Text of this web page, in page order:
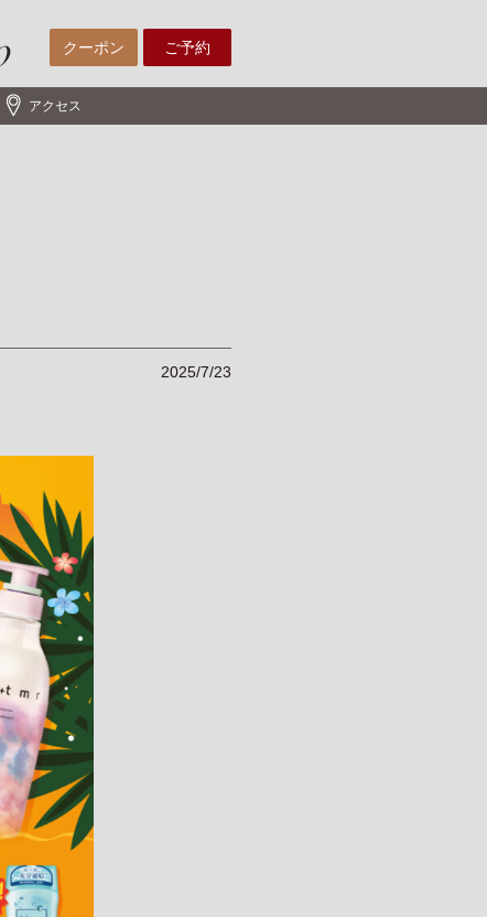
クーポン ご予約
アクセス
2025/7/23